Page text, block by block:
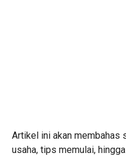
Artikel ini akan membahas
usaha, tips memulai,